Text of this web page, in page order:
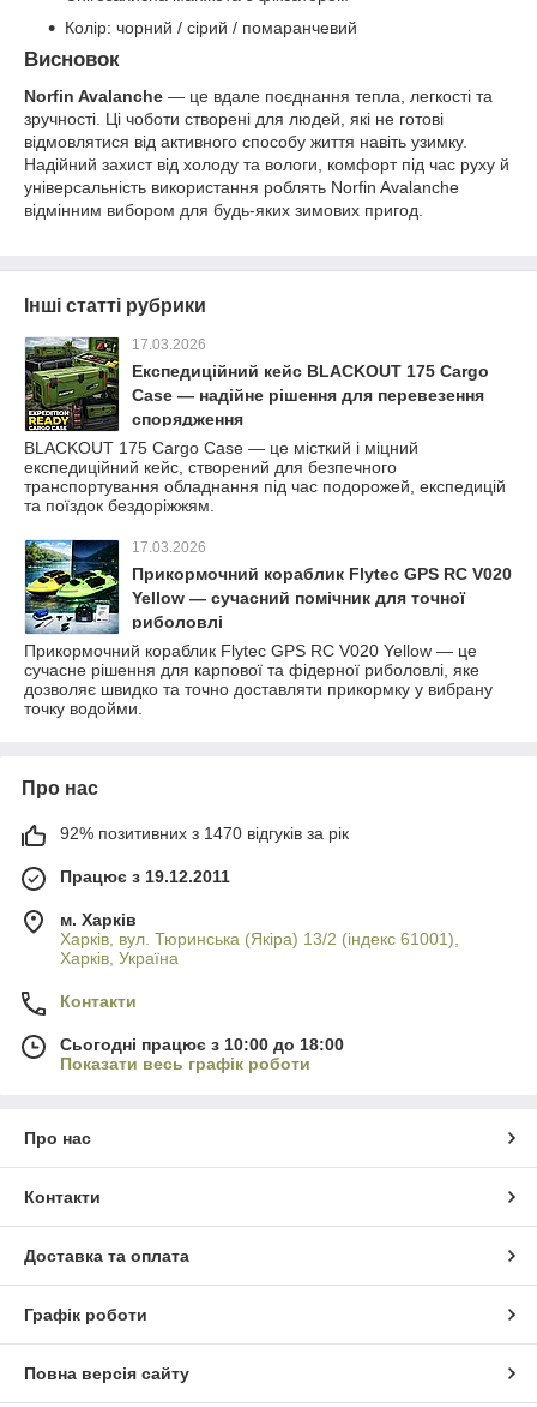
Колір: чорний / сірий / помаранчевий
Висновок
Norfin Avalanche — це вдале поєднання тепла, легкості та
зручності. Ці чоботи створені для людей, які не готові
відмовлятися від активного способу життя навіть узимку.
Надійний захист від холоду та вологи, комфорт під час руху й
універсальність використання роблять Norfin Avalanche
відмінним вибором для будь-яких зимових пригод.
Інші статті рубрики
17.03.2026
Експедиційний кейс BLACKOUT 175 Cargo
Case — надійне рішення для перевезення
спорядження
BLACKOUT 175 Cargo Case — це місткий і міцний
експедиційний кейс, створений для безпечного
транспортування обладнання під час подорожей, експедицій
та поїздок бездоріжжям.
17.03.2026
Прикормочний кораблик Flytec GPS RC V020
Yellow — сучасний помічник для точної
риболовлі
Прикормочний кораблик Flytec GPS RC V020 Yellow — це
сучасне рішення для карпової та фідерної риболовлі, яке
дозволяє швидко та точно доставляти прикормку у вибрану
точку водойми.
Про нас
92% позитивних з 1470 відгуків за рік
Працює з 19.12.2011
м. Харків
Харків, вул. Тюринська (Якіра) 13/2 (індекс 61001),
Харків, Україна
Контакти
Сьогодні працює з 10:00 до 18:00
Показати весь графік роботи
Про нас
Контакти
Доставка та оплата
Графік роботи
Повна версія сайту